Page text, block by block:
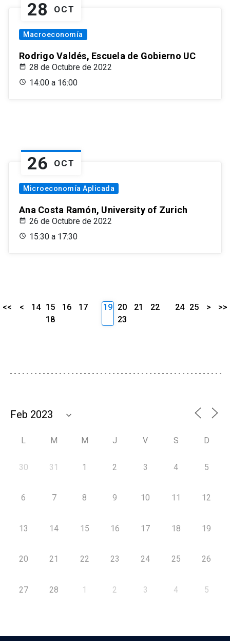
28 OCT
Macroeconomía
Rodrigo Valdés, Escuela de Gobierno UC
28 de Octubre de 2022
14:00 a 16:00
26 OCT
Microeconomía Aplicada
Ana Costa Ramón, University of Zurich
26 de Octubre de 2022
15:30 a 17:30
<< < 14 15 16
17
18
19 20 21
22
23
24 25 > >>
L M M J V S D
30 31 1 2 3 4 5
6 7 8 9 10 11 12
13 14 15 16 17 18 19
20 21 22 23 24 25 26
27 28 1 2 3 4 5